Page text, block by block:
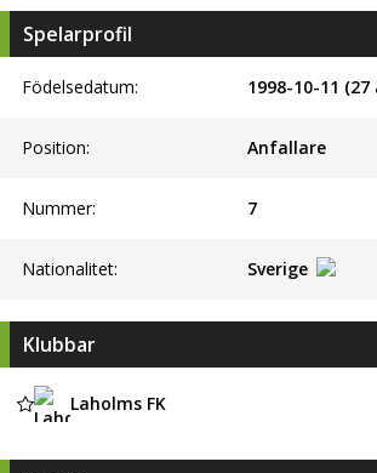
Spelarprofil
Födelsedatum: 1998-10-11 (27
Position: Anfallare
Nummer: 7
Nationalitet: Sverige
Klubbar
Laholms FK